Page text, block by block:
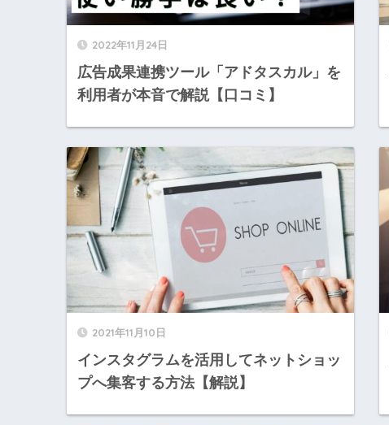
2022年11月24日
広告成果連携ツール「アドタスカル」を
利用者が本音で解説【口コミ】
2021年11月10日
インスタグラムを活用してネットショッ
プへ集客する方法【解説】